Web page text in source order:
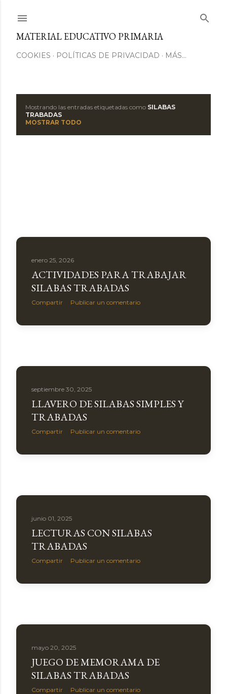
MATERIAL EDUCATIVO PRIMARIA
COOKIES POLÍTICAS DE PRIVACIDAD MÁS…
n
a
Mostrando las entradas etiquetadas como SILABAS
TRABADAS
MOSTRAR TODO
enero 25, 2026
ACTIVIDADES PARA TRABAJAR
SILABAS TRABADAS
Compartir Publicar un comentario
septiembre 30, 2025
LLAVERO DE SILABAS SIMPLES Y
TRABADAS
Compartir Publicar un comentario
junio 01, 2025
LECTURAS CON SILABAS
TRABADAS
Compartir Publicar un comentario
mayo 20, 2025
JUEGO DE MEMORAMA DE
SILABAS TRABADAS
Compartir Publicar un comentario